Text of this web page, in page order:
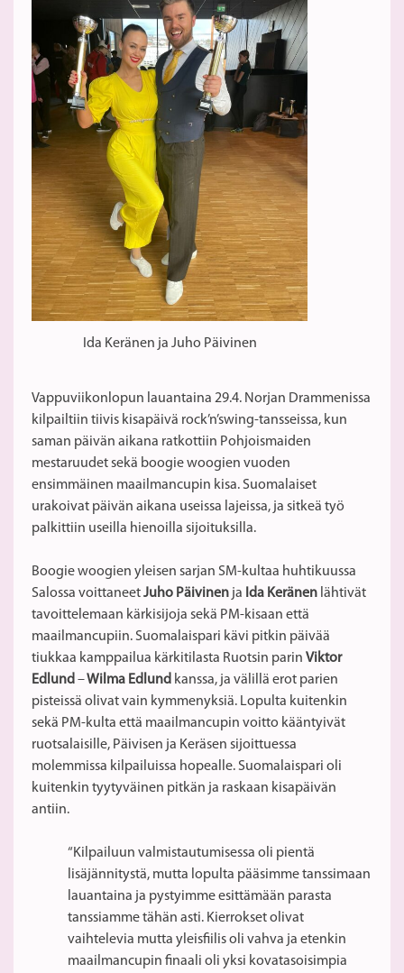
Ida Keränen ja Juho Päivinen
Vappuviikonlopun lauantaina 29.4. Norjan Drammenissa
kilpailtiin tiivis kisapäivä rock’n’swing-tansseissa, kun
saman päivän aikana ratkottiin Pohjoismaiden
mestaruudet sekä boogie woogien vuoden
ensimmäinen maailmancupin kisa. Suomalaiset
urakoivat päivän aikana useissa lajeissa, ja sitkeä työ
palkittiin useilla hienoilla sijoituksilla.
Boogie woogien yleisen sarjan SM-kultaa huhtikuussa
Salossa voittaneetJuho Päivinen ja Ida Keränen lähtivät
tavoittelemaan kärkisijoja sekä PM-kisaan että
maailmancupiin. Suomalaispari kävi pitkin päivää
tiukkaa kamppailua kärkitilasta Ruotsin parin Viktor
Edlund –Wilma Edlund kanssa, ja välillä erot parien
pisteissä olivat vain kymmenyksiä. Lopulta kuitenkin
sekä PM-kulta että maailmancupin voitto kääntyivät
ruotsalaisille, Päivisen ja Keräsen sijoittuessa
molemmissa kilpailuissa hopealle. Suomalaispari oli
kuitenkin tyytyväinen pitkän ja raskaan kisapäivän
antiin.
“Kilpailuun valmistautumisessa oli pientä
lisäjännitystä, mutta lopulta pääsimme tanssimaan
lauantaina ja pystyimme esittämään parasta
tanssiamme tähän asti. Kierrokset olivat
vaihtelevia mutta yleisfiilis oli vahva ja etenkin
maailmancupin finaali oli yksi kovatasoisimpia